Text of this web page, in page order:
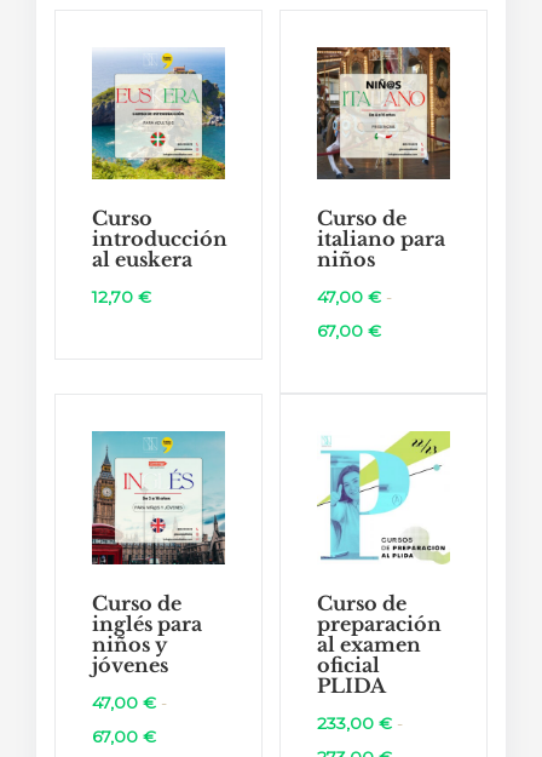
Curso
introducción
al euskera
12,70 €
Curso de
italiano para
niños
47,00€ -
67,00€Rango
desde
47,00 €
hasta
67,00 €
Curso de
inglés para
niños y
jóvenes
47,00 € -
67,00 €Rango
Curso de
preparación
al examen
oficial
PLIDA
233,00€ -